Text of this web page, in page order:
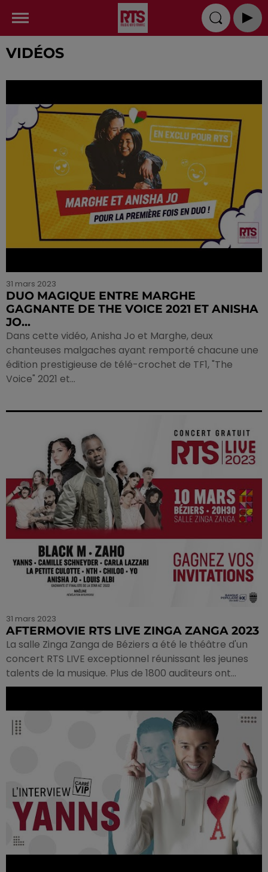
VIDÉOS
31 mars 2023
DUO MAGIQUE ENTRE MARGHE
GAGNANTE DE THE VOICE 2021 ET ANISHA
JO...
Dans cette vidéo, Anisha Jo et Marghe, deux
chanteuses malgaches ayant remporté chacune une
édition prestigieuse de télé-crochet de TF1, "The
Voice" 2021 et...
31 mars 2023
AFTERMOVIE RTS LIVE ZINGA ZANGA 2023
La salle Zinga Zanga de Béziers a été le théâtre d'un
concert RTS LIVE exceptionnel réunissant les jeunes
talents de la musique. Plus de 1800 auditeurs ont...